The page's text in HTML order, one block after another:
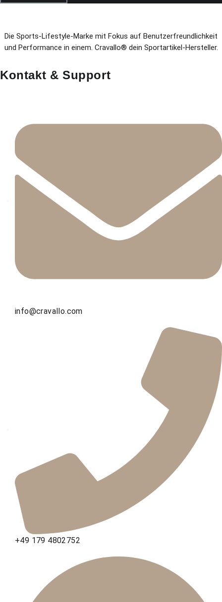
Die Sports-Lifestyle-Marke mit Fokus auf Benutzerfreundlichkeit
und Performance in einem. Cravallo® dein Sportartikel-Hersteller.
Kontakt & Support
info@cravallo.com
+49 179 4802752